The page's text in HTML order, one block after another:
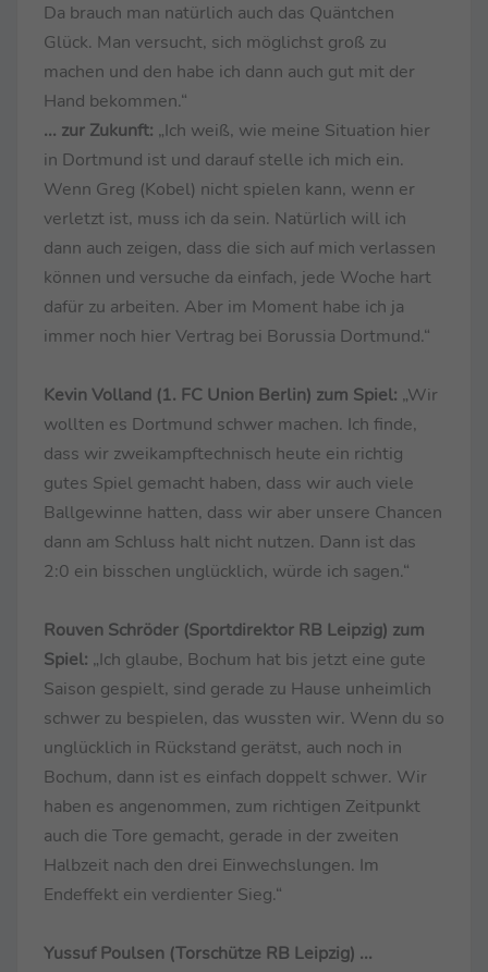
Da brauch man natürlich auch das Quäntchen
Glück. Man versucht, sich möglichst groß zu
machen und den habe ich dann auch gut mit der
Hand bekommen.“
... zur Zukunft: „Ich weiß, wie meine Situation hier
in Dortmund ist und darauf stelle ich mich ein.
Wenn Greg (Kobel) nicht spielen kann, wenn er
verletzt ist, muss ich da sein. Natürlich will ich
dann auch zeigen, dass die sich auf mich verlassen
können und versuche da einfach, jede Woche hart
dafür zu arbeiten. Aber im Moment habe ich ja
immer noch hier Vertrag bei Borussia Dortmund.“
Kevin Volland (1. FC Union Berlin) zum Spiel: „Wir
wollten es Dortmund schwer machen. Ich finde,
dass wir zweikampftechnisch heute ein richtig
gutes Spiel gemacht haben, dass wir auch viele
Ballgewinne hatten, dass wir aber unsere Chancen
dann am Schluss halt nicht nutzen. Dann ist das
2:0 ein bisschen unglücklich, würde ich sagen.“
Rouven Schröder (Sportdirektor RB Leipzig) zum
Spiel: „Ich glaube, Bochum hat bis jetzt eine gute
Saison gespielt, sind gerade zu Hause unheimlich
schwer zu bespielen, das wussten wir. Wenn du so
unglücklich in Rückstand gerätst, auch noch in
Bochum, dann ist es einfach doppelt schwer. Wir
haben es angenommen, zum richtigen Zeitpunkt
auch die Tore gemacht, gerade in der zweiten
Halbzeit nach den drei Einwechslungen. Im
Endeffekt ein verdienter Sieg.“
Yussuf Poulsen (Torschütze RB Leipzig) ...